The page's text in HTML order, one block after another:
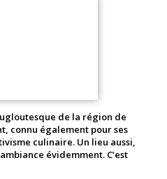
de la région de
connu également pour ses
culinaire. Un lieu aussi,
évidemment. C’est